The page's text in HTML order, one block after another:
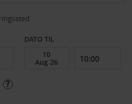
DATO TIL